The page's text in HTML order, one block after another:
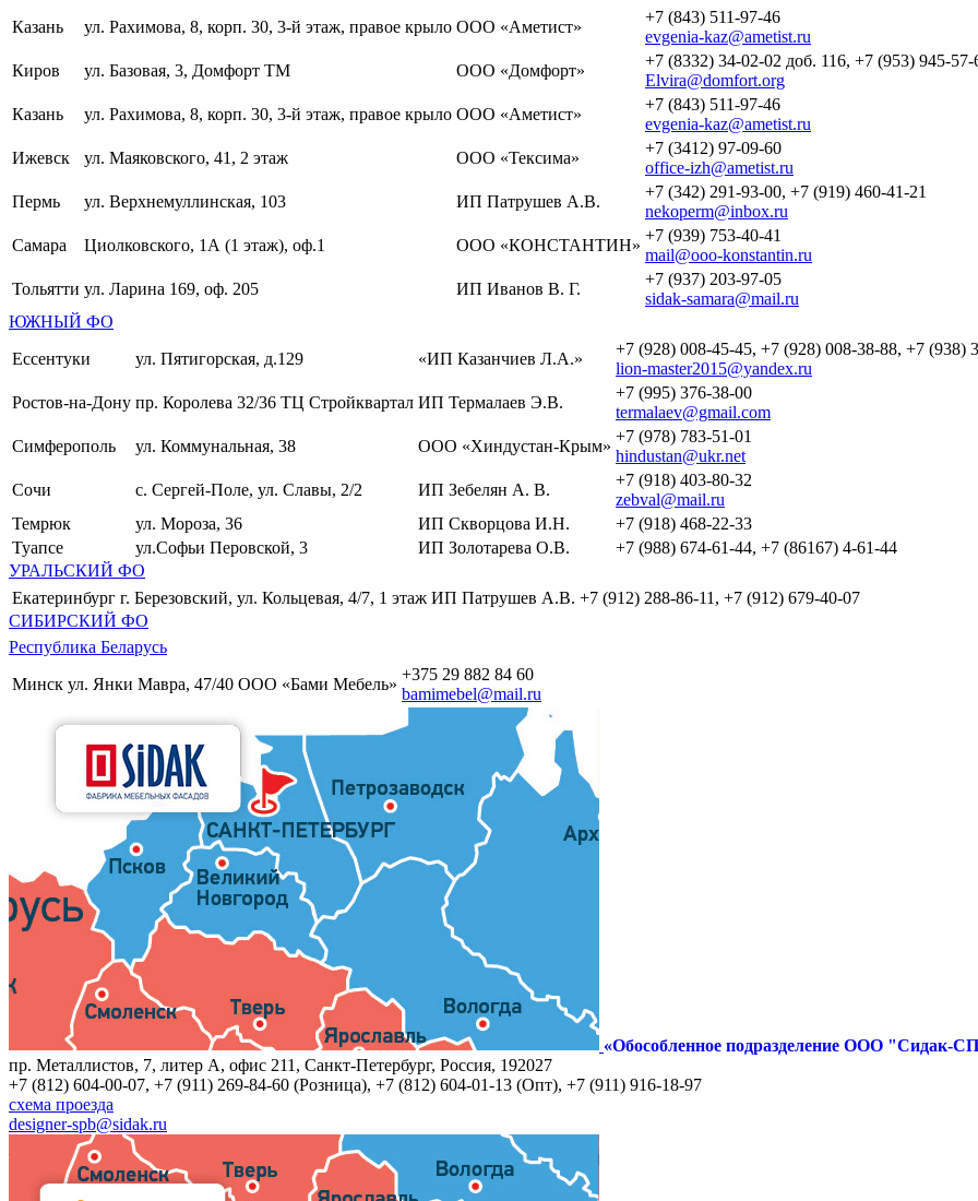
Казань
ул. Рахимова, 8, корп. 30, 3-й этаж, правое крыло ООО «Аметист»
+7 (843) 511-97-46
evgenia-kaz@ametist.ru
Киров
ул. Базовая, 3, Домфорт ТМ ООО «Домфорт»
+7 (8332) 34-02-02 доб. 116, +7 (953) 945-57-
Elvira@domfort.org
Казань
ул. Рахимова, 8, корп. 30, 3-й этаж, правое крыло ООО «Аметист»
+7 (843) 511-97-46
evgenia-kaz@ametist.ru
Ижевск
ул. Маяковского, 41, 2 этаж ООО «Тексима»
+7 (3412) 97-09-60
office-izh@ametist.ru
Пермь
ул. Верхнемуллинская, 103 ИП Патрушев А.В.
+7 (342) 291-93-00, +7 (919) 460-41-21
nekoperm@inbox.ru
Самара
Циолковского, 1А (1 этаж), оф.1 ООО «КОНСТАНТИН»
+7 (939) 753-40-41
mail@ooo-konstantin.ru
Тольятти ул. Ларина 169, оф. 205 ИП Иванов В. Г.
+7 (937) 203-97-05
sidak-samara@mail.ru
ЮЖНЫЙ ФО
Ессентуки
ул. Пятигорская, д.129 «ИП Казанчиев Л.А.»
+7 (928) 008-45-45, +7 (928) 008-38-88, +7 (938)
lion-master2015@yandex.ru
Ростов-на-Дону пр. Королева 32/36 ТЦ Стройквартал ИП Термалаев Э.В.
+7 (995) 376-38-00
termalaev@gmail.com
Симферополь
ул. Коммунальная, 38 ООО «Хиндустан-Крым»
+7 (978) 783-51-01
hindustan@ukr.net
Сочи
с. Сергей-Поле, ул. Славы, 2/2 ИП Зебелян А. В.
+7 (918) 403-80-32
zebval@mail.ru
Темрюк
ул. Мороза, 36 ИП Скворцова И.Н.
+7 (918) 468-22-33
Туапсе
ул.Софьи Перовской, 3 ИП Золотарева О.В.
+7 (988) 674-61-44, +7 (86167) 4-61-44
УРАЛЬСКИЙ ФО
Екатеринбург г. Березовский, ул. Кольцевая, 4/7, 1 этаж ИП Патрушев А.В. +7 (912) 288-86-11, +7 (912) 679-40-07
СИБИРСКИЙ ФО
Республика Беларусь
Минск ул. Янки Мавра, 47/40 ООО «Бами Мебель»
+375 29 882 84 60
bamimebel@mail.ru
«Обособленное подразделение ООО "Сидак-
пр. Металлистов, 7, литер A, офис 211, Санкт-Петербург, Россия, 192027
+7 (812) 604-00-07, +7 (911) 269-84-60 (Розница), +7 (812) 604-01-13 (Опт), +7 (911) 916-18-97
схема проезда
designer-spb@sidak.ru